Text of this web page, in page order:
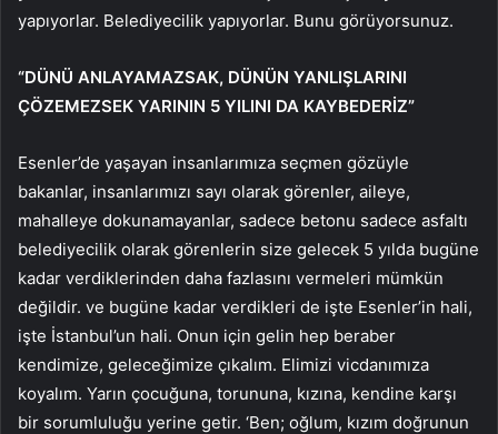
yapıyorlar. Belediyecilik yapıyorlar. Bunu görüyorsunuz.
“DÜNÜ ANLAYAMAZSAK, DÜNÜN YANLIŞLARINI
ÇÖZEMEZSEK YARININ 5 YILINI DA KAYBEDERİZ”
Esenler’de yaşayan insanlarımıza seçmen gözüyle
bakanlar, insanlarımızı sayı olarak görenler, aileye,
mahalleye dokunamayanlar, sadece betonu sadece asfaltı
belediyecilik olarak görenlerin size gelecek 5 yılda bugüne
kadar verdiklerinden daha fazlasını vermeleri mümkün
değildir. ve bugüne kadar verdikleri de işte Esenler’in hali,
işte İstanbul’un hali. Onun için gelin hep beraber
kendimize, geleceğimize çıkalım. Elimizi vicdanımıza
koyalım. Yarın çocuğuna, torununa, kızına, kendine karşı
bir sorumluluğu yerine getir. ‘Ben; oğlum, kızım doğrunun